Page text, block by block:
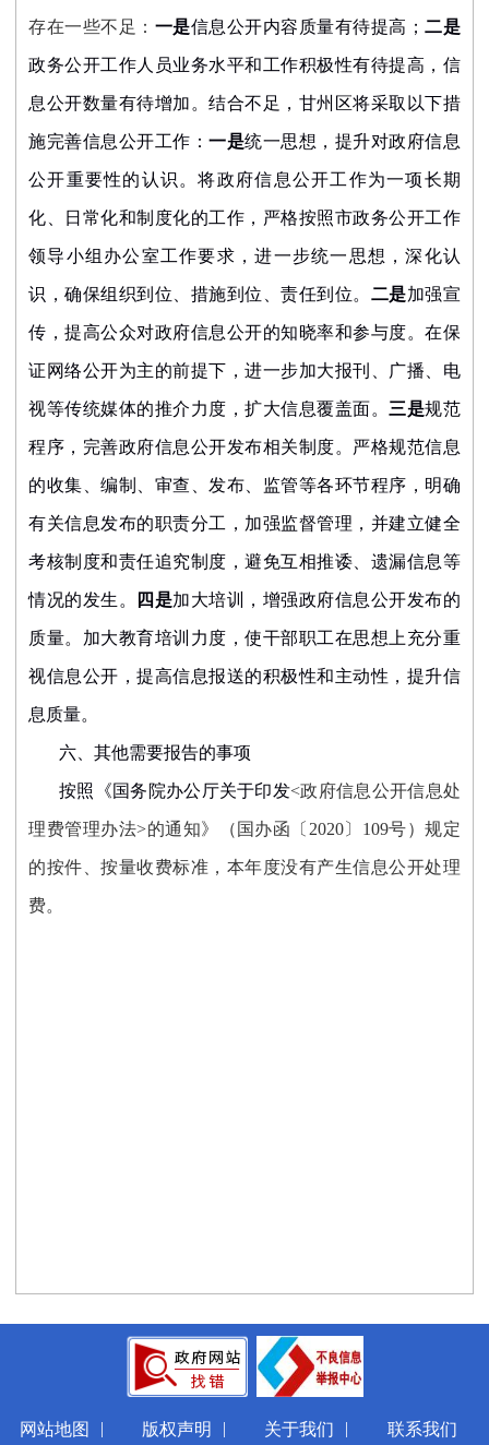
存在一些不足： 一是信息公开内容质量有待提高； 二是
政务公开工作人员业务水平和工作积极性有待提高，信
息公开数量有待增加。结合不足，甘州区将采取以下措
施完善信息公开工作：一是统一思想，提升对政府信息
公开重要性的认识。将政府信息公开工作为一项长期
化、日常化和制度化的工作，严格按照市政务公开工作
领导小组办公室工作要求，进一步统一思想，深化认
识，确保组织到位、措施到位、责任到位。 二是加强宣
传，提高公众对政府信息公开的知晓率和参与度。在保
证网络公开为主的前提下，进一步加大报刊、广播、电
视等传统媒体的推介力度，扩大信息覆盖面。 三是规范
程序，完善政府信息公开发布相关制度。严格规范信息
的收集、编制、审查、发布、监管等各环节程序，明确
有关信息发布的职责分工，加强监督管理，并建立健全
考核制度和责任追究制度，避免互相推诿、遗漏信息等
情况的发生。 四是加大培训，增强政府信息公开发布的
质量。加大教育培训力度，使干部职工在思想上充分重
视信息公开，提高信息报送的积极性和主动性，提升信
息质量。
六、其他需要报告的事项
按照《国务院办公厅关于印发<政府信息公开信息处
理费管理办法>的通知》（国办函〔 2020〕 109号）规定
的按件、按量收费标准，本年度没有产生信息公开处理
费。
网站地图 | 版权声明 | 关于我们 | 联系我们